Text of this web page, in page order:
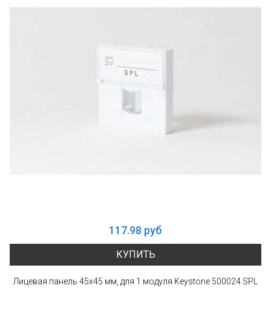
117.98 руб
КУПИТЬ
Лицевая панель 45x45 мм, для 1 модуля Keystone 500024 SPL